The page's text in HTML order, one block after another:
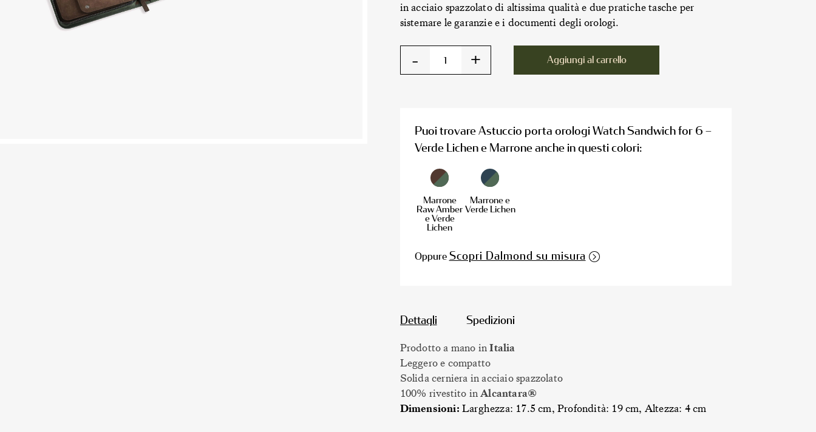
in acciaio spazzolato di altissima qualità e due pratiche tasche per
sistemare le garanzie e i documenti degli orologi.
- + Aggiungi al carrello
Puoi trovare Astuccio porta orologi Watch Sandwich for 6 –
Verde Lichen e Marrone anche in questi colori:
Marrone
Raw Amber
e Verde
Lichen
Marrone e
Verde Lichen
Oppure Scopri Dalmond su misura
Dettagli Spedizioni
Prodotto a mano inItalia
Leggero e compatto
Solida cerniera in acciaio spazzolato
100% rivestito inAlcantara®
Dimensioni: Larghezza: 17.5 cm, Profondità: 19 cm, Altezza: 4 cm